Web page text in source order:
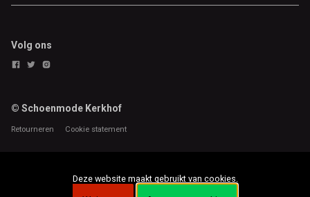
Volg ons
© Schoenmode Kerkhof
Retourneren Cookie statement
Deze website maakt gebruikt van cookies.